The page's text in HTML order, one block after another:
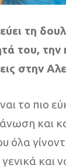
τη
του,
στην
το πιο
και
όλα
και